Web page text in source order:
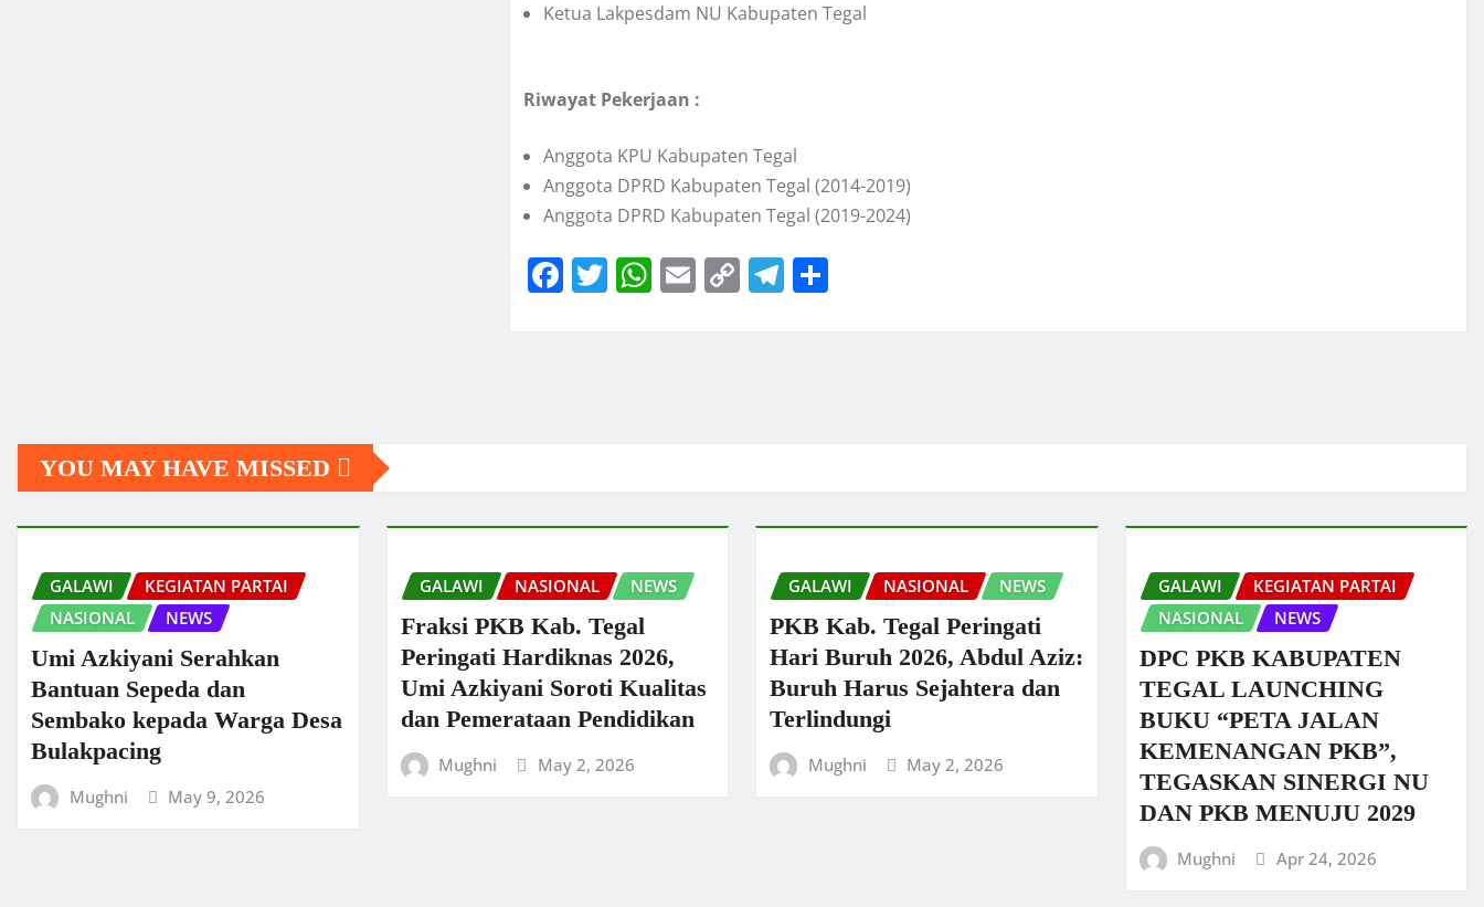
Ketua Lakpesdam NU Kabupaten Tegal
Riwayat Pekerjaan :
Anggota KPU Kabupaten Tegal
Anggota DPRD Kabupaten Tegal (2014-2019)
Anggota DPRD Kabupaten Tegal (2019-2024)
F
k
T W E C T
YOU MAY HAVE MISSED
GALAWI
KEGIATAN PARTAI
NASIONAL
NEWS
Umi Azkiyani Serahkan
Bantuan Sepeda dan
Sembako kepada Warga Desa
Bulakpacing
Mughni May 9, 2026
GALAWI NASIONAL NEWS
Fraksi PKB Kab. Tegal
Peringati Hardiknas 2026,
Umi Azkiyani Soroti Kualitas
dan Pemerataan Pendidikan
Mughni May 2, 2026
GALAWI NASIONAL NEWS
PKB Kab. Tegal Peringati
Hari Buruh 2026, Abdul Aziz:
Buruh Harus Sejahtera dan
Terlindungi
Mughni May 2, 2026
GALAWI
KEGIATAN PARTAI
NASIONAL
NEWS
DPC PKB KABUPATEN
TEGAL LAUNCHING
BUKU “PETA JALAN
KEMENANGAN PKB”,
TEGASKAN SINERGI NU
DAN PKB MENUJU 2029
Mughni Apr 24, 2026